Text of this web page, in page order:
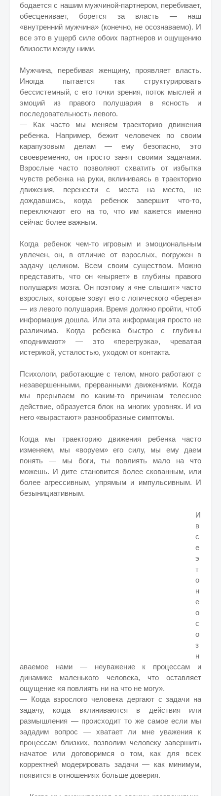
бодается с нашим мужчиной-партнером, перебивает,
обесценивает, борется за власть — наш
«внутренний мужчина» (конечно, не осознаваемо). И
все это в ущерб силе обоих партнеров и ощущению
близости между ними.
Мужчина, перебивая женщину, проявляет власть.
Иногда пытается так структурировать
бессистемный, с его точки зрения, поток мыслей и
эмоций из правого полушария в ясность и
последовательность левого.
— Как часто мы меняем траекторию движения
ребенка. Например, бежит человечек по своим
карапузовым делам — ему безопасно, это
своевременно, он просто занят своими задачами.
Взрослые часто позволяют схватить от избытка
чувств ребенка на руки, вклиниваясь в траекторию
движения, перенести с места на место, не
дождавшись, когда ребенок завершит что-то,
переключают его на то, что им кажется именно
сейчас более важным.
Когда ребенок чем-то игровым и эмоциональным
увлечен, он, в отличие от взрослых, погружен в
задачу целиком. Всем своим существом. Можно
представить, что он «ныряет» в глубины правого
полушария мозга. Он поэтому и «не слышит» часто
взрослых, которые зовут его с логического «берега»
— из левого полушария. Время должно пройти, чтоб
информация дошла. Или эта информация просто не
различима. Когда ребенка быстро с глубины
«поднимают» — это «перегрузка», чреватая
истерикой, усталостью, уходом от контакта.
Психологи, работающие с телом, много работают с
незавершенными, прерванными движениями. Когда
мы прерываем по каким-то причинам телесное
действие, образуется блок на многих уровнях. И из
него «вырастают» разнообразные симптомы.
Когда мы траекторию движения ребенка часто
изменяем, мы «воруем» его силу, мы ему даем
понять — мы боги, ты повлиять мало на что
можешь. И дите становится более скованным, или
более агрессивным, упрямым и импульсивным. И
безынициативным.
И
в
с
е
э
т
о
н
е
о
с
о
з
н
аваемое нами — неуважение к процессам и
динамике маленького человека, что оставляет
ощущение «я повлиять ни на что не могу».
— Когда взрослого человека дергают с задачи на
задачу, когда вклиниваются в действия или
размышления — происходит то же самое если мы
зададим вопрос — хватает ли мне уважения к
процессам близких, позволим человеку завершить
начатое или договоримся о том, как для всех
корректней модерировать задачи — как минимум,
появится в отношениях больше доверия.